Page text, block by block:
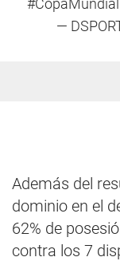
—
Además del
dominio en el
62% de
contra los 7